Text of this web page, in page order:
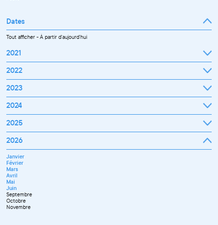
Dates
Tout afficher-À partir d'aujourd'hui
2021
Septembre
Novembre
Décembre
2022
Janvier
Mars
Avril
Juillet
Septembre
Octobre
Novembre
Décembre
2023
Janvier
Mars
Avril
Septembre
Octobre
Novembre
Décembre
2024
Janvier
Mars
Avril
Juin
Juillet
Septembre
Novembre
Décembre
2025
Janvier
Mars
Avril
Mai
Juin
Juillet
Septembre
Octobre
Novembre
Décembre
2026
Janvier
Février
Mars
Avril
Mai
Juin
Septembre
Octobre
Novembre